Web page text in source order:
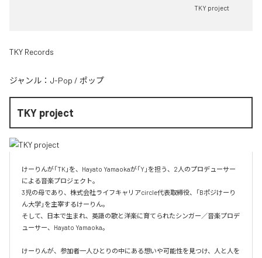
TKY project
TKY Records
ジャンル： J-Pop / ポップ
TKY project
けーりんが「TK」を、Hayato Yamaokaが「Y」を担う、2人のプロデューサー
による音楽プロジェクト。
3児の母であり、株式会社ライフキャリアcircle代表取締役、「Bポジけーり
ん大学」を主宰するけーりん。
そして、日本で生まれ、英語の歌と洋楽に育てられたシンガー／音楽プロデ
ューサー、Hayato Yamaoka。
けーりんが、参加者一人ひとりの中にある想いや可能性を見つけ、人と人を